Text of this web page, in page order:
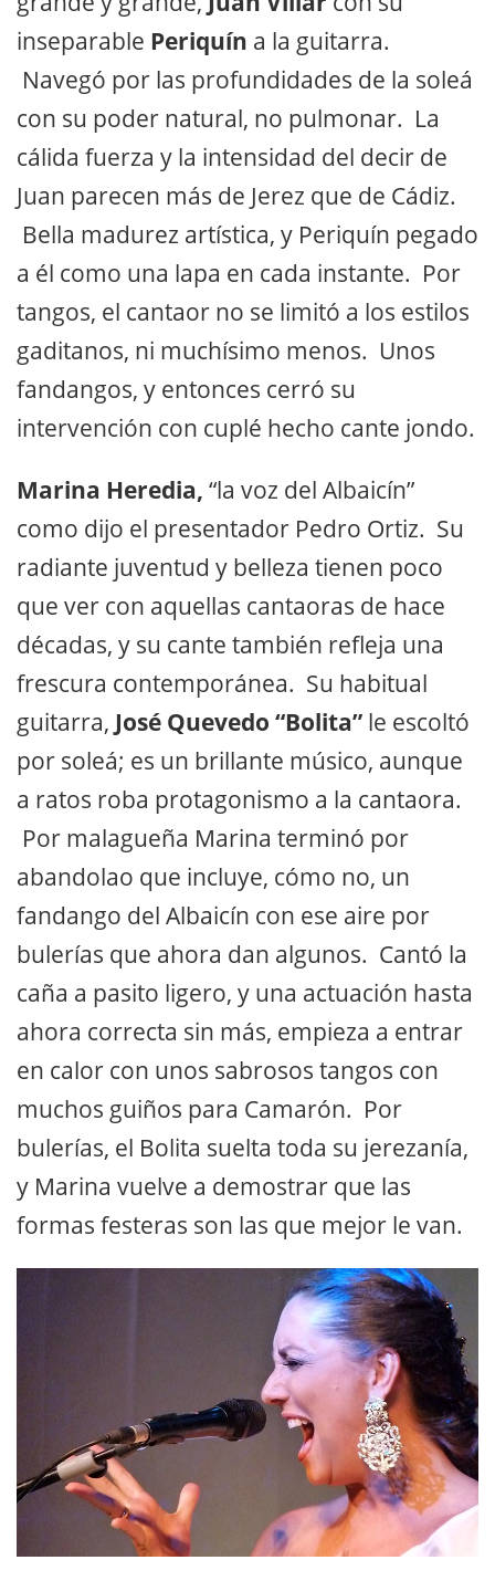
inseparable Periquín a la guitarra.
Navegó por las profundidades de la soleá
con su poder natural, no pulmonar. La
cálida fuerza y la intensidad del decir de
Juan parecen más de Jerez que de Cádiz.
Bella madurez artística, y Periquín pegado
a él como una lapa en cada instante. Por
tangos, el cantaor no se limitó a los estilos
gaditanos, ni muchísimo menos. Unos
fandangos, y entonces cerró su
intervención con cuplé hecho cante jondo.
Marina Heredia, “la voz del Albaicín”
como dijo el presentador Pedro Ortiz. Su
radiante juventud y belleza tienen poco
que ver con aquellas cantaoras de hace
décadas, y su cante también refleja una
frescura contemporánea. Su habitual
guitarra, José Quevedo “Bolita” le escoltó
por soleá; es un brillante músico, aunque
a ratos roba protagonismo a la cantaora.
Por malagueña Marina terminó por
abandolao que incluye, cómo no, un
fandango del Albaicín con ese aire por
bulerías que ahora dan algunos. Cantó la
caña a pasito ligero, y una actuación hasta
ahora correcta sin más, empieza a entrar
en calor con unos sabrosos tangos con
muchos guiños para Camarón. Por
bulerías, el Bolita suelta toda su jerezanía,
y Marina vuelve a demostrar que las
formas festeras son las que mejor le van.